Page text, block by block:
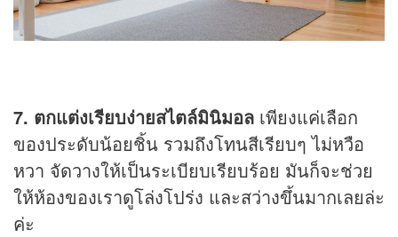
7. ตกแต่งเรียบง่ายสไตล์มินิมอล เพียงแค่เลือก
ของประดับน้อยชิ้น รวมถึงโทนสีเรียบๆ ไม่หวือ
หวา จัดวางให้เป็นระเบียบเรียบร้อย มันก็จะช่วย
ให้ห้องของเราดูโล่งโปร่ง และสว่างขึ้นมากเลยล่ะ
ค่ะ